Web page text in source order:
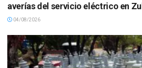
averías del servicio eléctrico en
04/08/2026